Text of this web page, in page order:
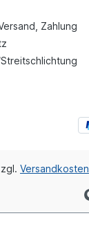
Zahlung
Versandkosten